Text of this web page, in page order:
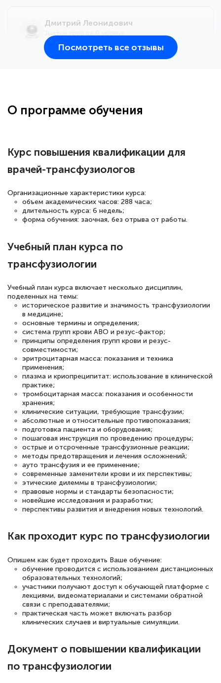
Дмитрий Леонидович
большое количество методических
Знаток города 5 уровня
18 марта 2026
повышения квалификации "Эксперт ЕГЭ по
русскому языку и литературе". Много
подготовиться к тестированию. Это
книги, методические рекомендации,
статьи. Времени на подготовку
достаточно. Курс помогает пройти
аттестацию в школе. Спасибо!
Евгения Коротких
Знаток города 2 уровня
12 марта 2026
Спасибо большое Академии! Грамотное,
вежливое сопровождение! Всё чётко и
понятно! Проходила повышение
квалификации. Ещё раз - СПАСИБО!
Знаток города 5 уровня
11 марта 2026
Всем добрый день! Я прошла курс
повышени каалификации по
специальности «Тренер-преподаватель
по тяжелой атлетике»! Хочется
оперативно связались со мной
специалисты, ответили на все
Посмотреть все отзывы
О программе обучения
Курс повышения квалификации для
врачей-трансфузиологов
Организационные характеристики курса:
объем академических часов: 288 часа;
длительность курса: 6 недель;
форма обучения: заочная, без отрыва от работы.
Учебный план курса по
трансфузиологии
Учебный план курса включает несколько дисциплин,
поделенных на темы:
историческое развитие и значимость трансфузиологии
в медицине;
основные термины и определения;
система групп крови ABO и резус-фактор;
принципы определения групп крови и резус-
совместимости;
эритроцитарная масса: показания и техника
применения;
плазма и криопреципитат: использование в клинической
практике;
тромбоцитарная масса: показания и особенности
хранения;
клинические ситуации, требующие трансфузии;
абсолютные и относительные противопоказания;
подготовка пациента и оборудования;
пошаговая инструкция по проведению процедуры;
острые и отсроченные трансфузионные реакции;
методы предотвращения и лечения осложнений;
ауто трансфузия и ее применение;
современные заменители крови и их перспективы;
этические дилеммы в трансфузиологии;
правовые нормы и стандарты безопасности;
новейшие исследования и разработки;
перспективы развития и внедрения новых технологий.
Как проходит курс по трансфузиологии
Опишем как будет проходить Ваше обучение:
обучение проводится с использованием дистанционных
образовательных технологий;
участники получают доступ к обучающей платформе с
лекциями, видеоматериалами и системами обратной
связи с преподавателями;
практическая часть может включать разбор
клинических случаев и виртуальные симуляции.
Документ о повышении квалификации
по трансфузиологии